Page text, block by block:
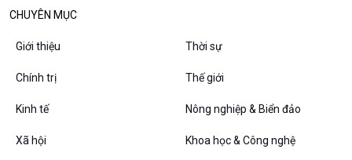
Bình luận
10 phút Sự kiện - Luận bàn
Câu chuyện thời sự
CHUYÊN MỤC
Giới thiệu Thời sự
Chính trị Thế giới
Kinh tế Nông nghiệp & Biển đảo
Xã hội Khoa học & Công nghệ